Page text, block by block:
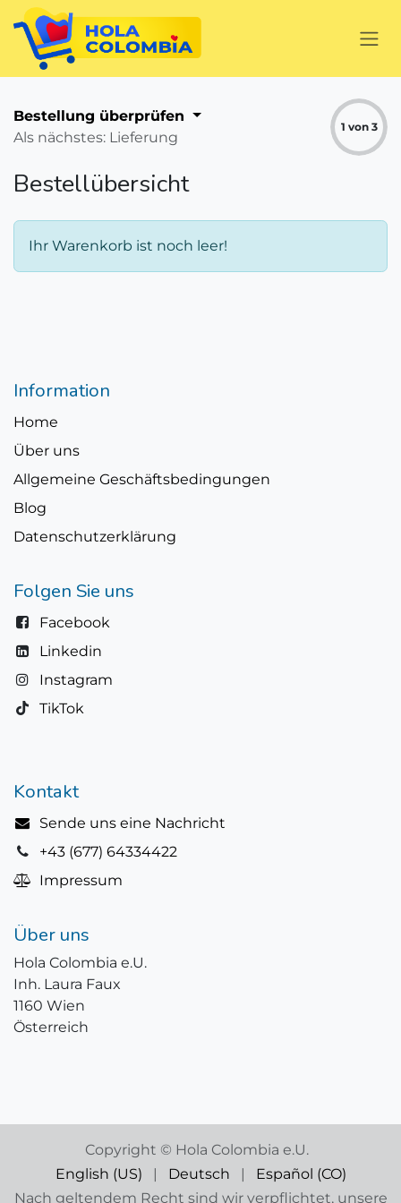
Zum Inhalt springen
Bestellung überprüfen
Als nächstes: Lieferung
1 von 3
Bestellübersicht
Ihr Warenkorb ist noch leer!
Information
Home
Über uns
Allgemeine Geschäftsbedingungen
Blog
Datenschutzerklärung
Folgen Sie uns
Facebook
Linkedin
Instagram
TikTok
Kontakt
Sende uns eine Nachricht
+43 (677) 64334422
Impressum
Über uns
Hola Colombia e.U.
Inh. Laura Faux
1160 Wien
Österreich
Copyright © Hola Colombia e.U.
English (US)
| Deutsch |
Español (CO)
Nach geltendem Recht sind wir verpflichtet, unsere